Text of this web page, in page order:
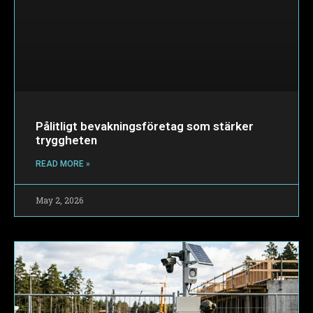
Pålitligt bevakningsföretag som stärker
tryggheten
READ MORE »
May 2, 2026